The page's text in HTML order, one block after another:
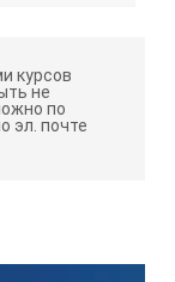
курсов
не
по
эл. почте